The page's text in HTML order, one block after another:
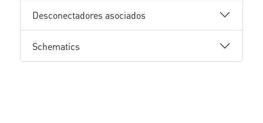
Desconectadores asociados
Schematics